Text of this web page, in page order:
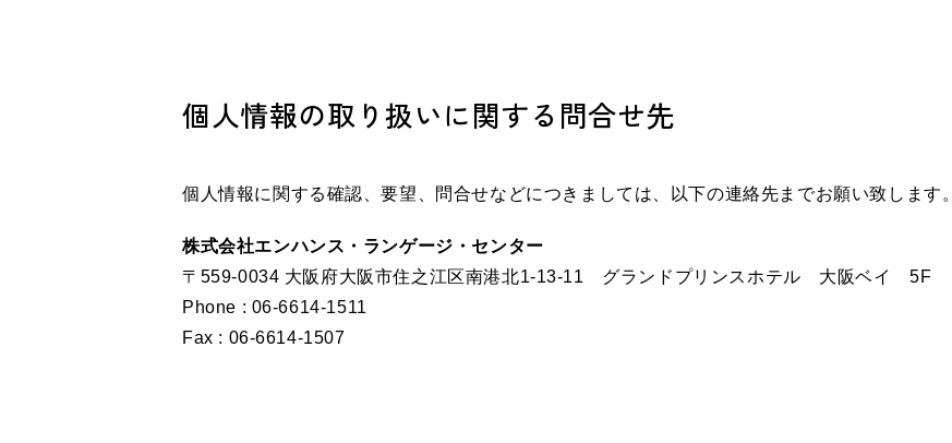
個人情報の取り扱いに関する問合せ先
個人情報に関する確認、要望、問合せなどにつきましては、以下の連絡先までお願い致します。
株式会社エンハンス・ランゲージ・センター
〒559-0034 大阪府大阪市住之江区南港北1-13-11 グランドプリンスホテル 大阪ベイ 5F
Phone : 06-6614-1511
Fax : 06-6614-1507